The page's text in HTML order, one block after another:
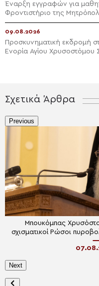
Έναρξη εγγραφών για
Φροντιστήριο της
09.08.2026
Προσκυνηματική εκδρομή
Ενορία Αγίου
Σχετικά Άρθρα
Previous
Μπουκόμπας
σχισματικοί Ρώσοι
Next